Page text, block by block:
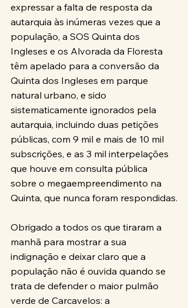
expressar a falta de resposta da
autarquia às inúmeras vezes que a
população, a SOS Quinta dos
Ingleses e os Alvorada da Floresta
têm apelado para a conversão da
Quinta dos Ingleses em parque
natural urbano, e sido
sistematicamente ignorados pela
autarquia, incluindo duas petições
públicas, com 9 mil e mais de 10 mil
subscrições, e as 3 mil interpelações
que houve em consulta pública
sobre o megaempreendimento na
Quinta, que nunca foram respondidas.
Obrigado a todos os que tiraram a
manhã para mostrar a sua
indignação e deixar claro que a
população não é ouvida quando se
trata de defender o maior pulmão
verde de Carcavelos: a